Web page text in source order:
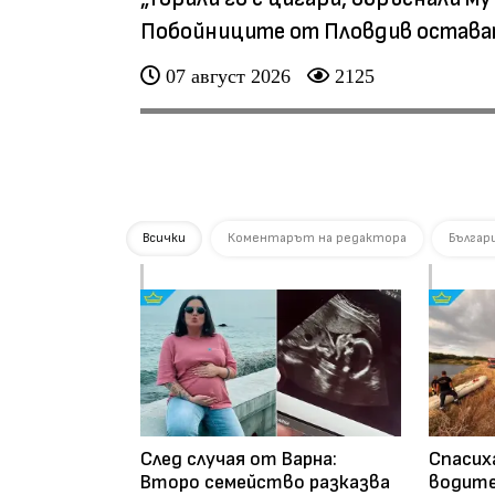
Побойниците от Пловдив
07 август 2026 2125
България
07 август 2026 140
Всички Коментарът на редактора
След случая от Варна:
Второ семейство разказва